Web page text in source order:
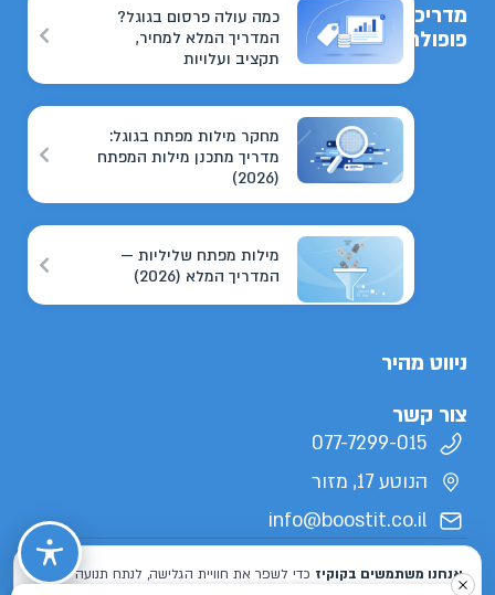
מדריכים
פופולריים
כמה עולה פרסום בגוגל?
המדריך המלא למחיר,
תקציב ועלויות
מחקר מילות מפתח בגוגל:
מדריך מתכנן מילות המפתח
(2026)
מילות מפתח שליליות —
המדריך המלא (2026)
ניווט מהיר
צור קשר
077-7299-015
הנוטע 17, מזור
info@boostit.co.il
מדיניות פרטיות הצהרת נגישות מפת אתר